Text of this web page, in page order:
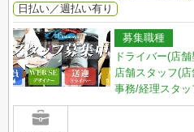
日払い／週払い有り
募集職種
ドライバー(店
店舗スタッフ(
事務/経理スタ